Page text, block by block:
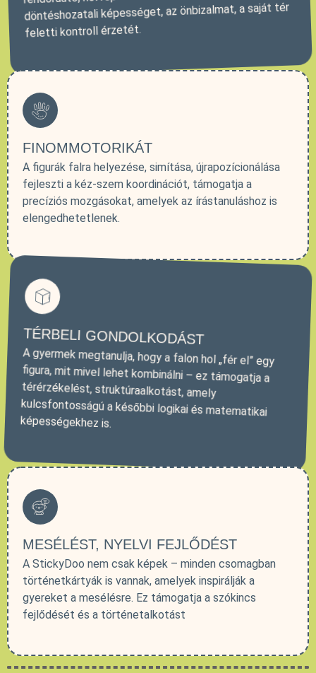
döntéshozatali képességet, az önbizalmat, a saját tér
feletti kontroll érzetét.
FINOMMOTORIKÁT
A figurák falra helyezése, simítása, újrapozícionálása
fejleszti a kéz-szem koordinációt, támogatja a
precíziós mozgásokat, amelyek az írástanuláshoz is
elengedhetetlenek.
TÉRBELI GONDOLKODÁST
A gyermek megtanulja, hogy a falon hol „fér el” egy
figura, mit mivel lehet kombinálni – ez támogatja a
térérzékelést, struktúraalkotást, amely
kulcsfontosságú a későbbi logikai és matematikai
képességekhez is.
MESÉLÉST, NYELVI FEJLŐDÉST
A StickyDoo nem csak képek – minden csomagban
történetkártyák is vannak, amelyek inspirálják a
gyereket a mesélésre. Ez támogatja a szókincs
fejlődését és a történetalkotást